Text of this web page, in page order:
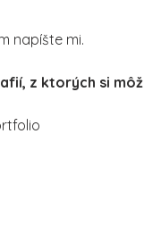
napíšte mi.
z ktorých si